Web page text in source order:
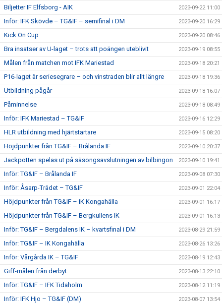
Biljetter IF Elfsborg - AIK 2023-09-22 11:00
Inför: IFK Skövde – TG&IF – semifinal i DM 2023-09-20 16:29
Kick On Cup 2023-09-20 08:46
Bra insatser av U-laget – trots att poängen uteblivit 2023-09-19 08:55
Målen från matchen mot IFK Mariestad 2023-09-18 20:21
P16-laget är seriesegrare – och vinstraden blir allt längre 2023-09-18 19:36
Utbildning pågår 2023-09-18 16:07
Påminnelse 2023-09-18 08:49
Inför: IFK Mariestad – TG&IF 2023-09-16 12:29
HLR utbildning med hjärtstartare 2023-09-15 08:20
Höjdpunkter från TG&IF – Brålanda IF 2023-09-10 20:37
Jackpotten spelas ut på säsongsavslutningen av bilbingon 2023-09-10 19:41
Inför: TG&IF – Brålanda IF 2023-09-08 07:30
Inför: Åsarp-Trädet – TG&IF 2023-09-01 22:04
Höjdpunkter från TG&IF – IK Kongahälla 2023-09-01 16:17
Höjdpunkter från TG&IF – Bergkullens IK 2023-09-01 16:13
Inför: TG&IF – Bergdalens IK – kvartsfinal i DM 2023-08-29 21:59
Inför: TG&IF – IK Kongahälla 2023-08-26 13:26
Inför: Vårgårda IK – TG&IF 2023-08-19 12:43
Giff-målen från derbyt 2023-08-13 22:10
Inför: TG&IF – IFK Tidaholm 2023-08-12 11:19
Inför: IFK Hjo – TG&IF (DM) 2023-08-07 13:54